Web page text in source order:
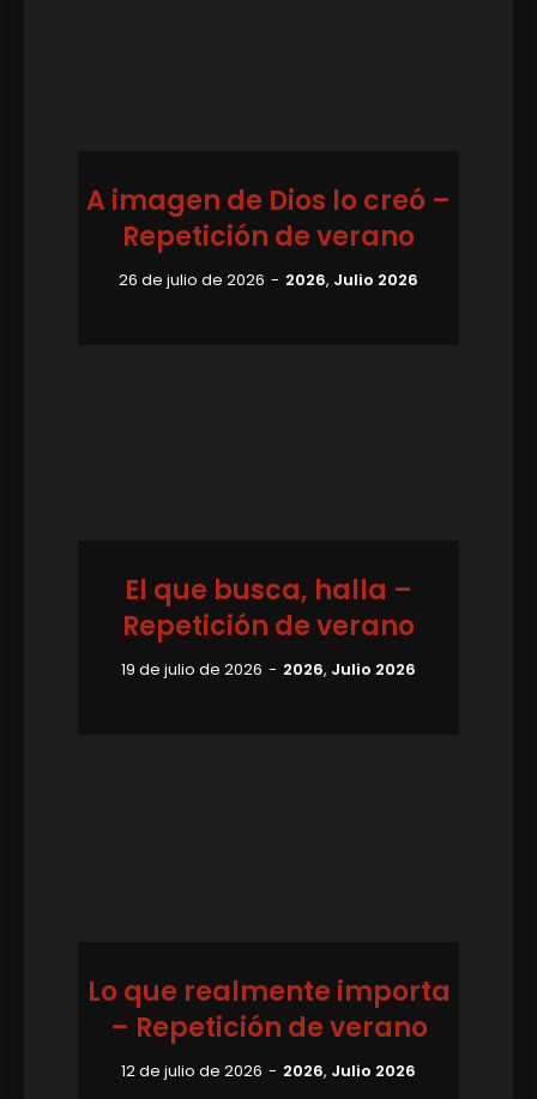
A imagen de Dios lo creó –
Repetición de verano
26 de julio de 2026 2026, Julio 2026
El que busca, halla –
Repetición de verano
19 de julio de 2026 2026, Julio 2026
Lo que realmente importa
– Repetición de verano
12 de julio de 2026 2026, Julio 2026